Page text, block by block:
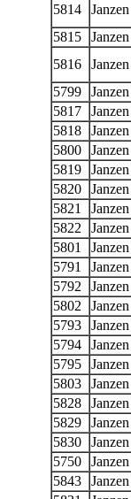
5814
Janzen
5815
Janzen
5816
Janzen
5799
Janzen
5817
Janzen
5818
Janzen
5800
Janzen
5819
Janzen
5820
Janzen
5821
Janzen
5822
Janzen
5801
Janzen
5791
Janzen
5792
Janzen
5802
Janzen
5793
Janzen
5794
Janzen
5795
Janzen
5803
Janzen
5828
Janzen
5829
Janzen
5830
Janzen
5750
Janzen
5843
Janzen